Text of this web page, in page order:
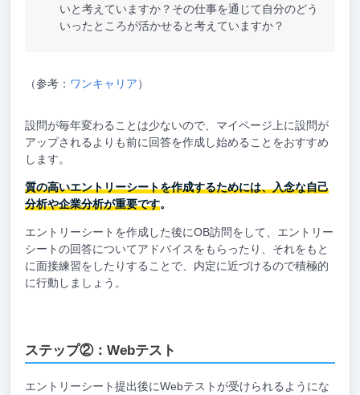
いと考えていますか？その仕事を通じて自分のどう
いったところが活かせると考えていますか？
（参考： ワンキャリア）
設問が毎年変わることは少ないので、マイページ上に設問が
アップされるよりも前に回答を作成し始めることをおすすめ
します。
質の高いエントリーシートを作成するためには、入念な自己
分析や企業分析が重要です。
エントリーシートを作成した後にOB訪問をして、エントリー
シートの回答についてアドバイスをもらったり、それをもと
に面接練習をしたりすることで、内定に近づけるので積極的
に行動しましょう。
ステップ②：Webテスト
エントリーシート提出後にWebテストが受けられるようにな